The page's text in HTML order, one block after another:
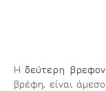
Η δεύτερη
βρέφη, είναι